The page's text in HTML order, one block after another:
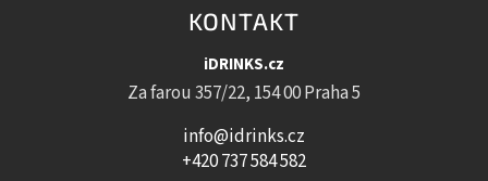
KONTAKT
iDRINKS.cz
Za farou 357/22, 154 00 Praha 5
info@idrinks.cz
+420 737 584 582